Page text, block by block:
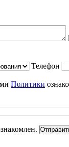
Телефон
Политики